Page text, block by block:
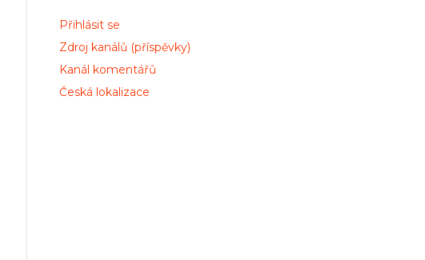
Přihlásit se
Zdroj kanálů (příspěvky)
Kanál komentářů
Česká lokalizace